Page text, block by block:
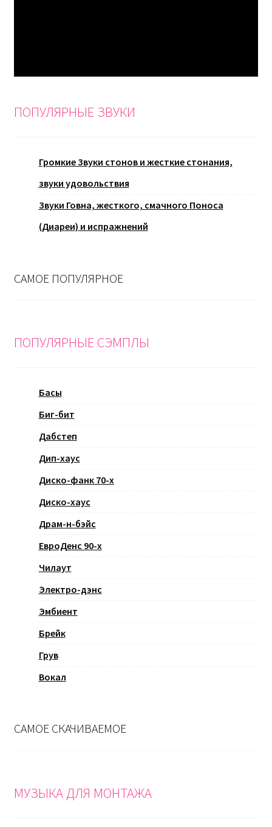
ПОПУЛЯРНЫЕ ЗВУКИ
Громкие Звуки стонов и жесткие стонания,
звуки удовольствия
Звуки Говна, жесткого, смачного Поноса
(Диареи) и испражнений
САМОЕ ПОПУЛЯРНОЕ
ПОПУЛЯРНЫЕ СЭМПЛЫ
Басы
Биг-бит
Дабстеп
Дип-хаус
Диско-фанк 70-х
Диско-хаус
Драм-н-бэйс
ЕвроДенс 90-х
Чилаут
Электро-дэнс
Эмбиент
Брейк
Грув
Вокал
САМОЕ СКАЧИВАЕМОЕ
МУЗЫКА ДЛЯ МОНТАЖА